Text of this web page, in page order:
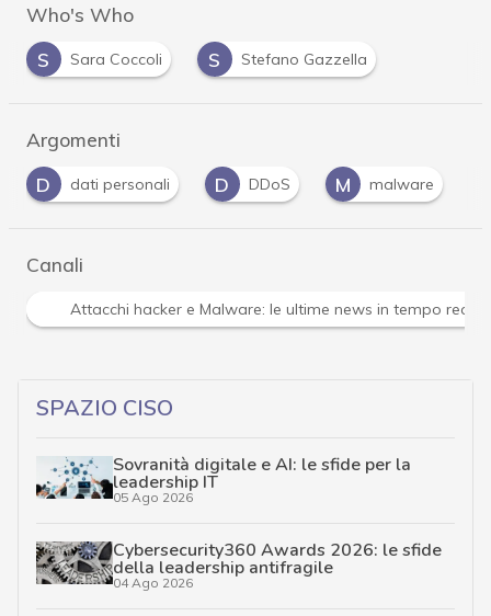
Who's Who
S
Sara Coccoli S Stefano Gazzella
Argomenti
D
DDoS M malware password
Canali
Attacchi hacker e Malware: le ultime news in tempo
SPAZIO CISO
Sovranità digitale e AI: le sfide per la
leadership IT
05 Ago 2026
Cybersecurity360 Awards 2026: le sfide
della leadership antifragile
04 Ago 2026